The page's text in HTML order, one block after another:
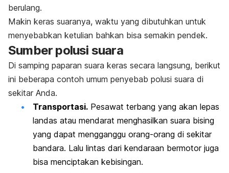
berulang.
Makin keras suaranya, waktu yang dibutuhkan untuk
menyebabkan ketulian bahkan bisa semakin pendek.
Sumber polusi suara
Di samping paparan suara keras secara langsung, berikut
ini beberapa contoh umum penyebab polusi suara di
sekitar Anda.
Transportasi. Pesawat terbang yang akan lepas
landas atau mendarat menghasilkan suara bising
yang dapat mengganggu orang-orang di sekitar
bandara. Lalu lintas dari kendaraan bermotor juga
bisa menciptakan kebisingan.